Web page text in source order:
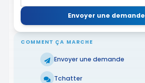
Envoyer une demande
COMMENT ÇA MARCHE
Envoyer une demande
Tchatter